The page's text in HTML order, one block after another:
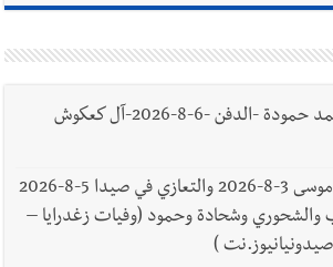
وفاة الحاجة رقية محمد حمودة -الدفن -6-8-2026-آل كعكوش
وفاة مصطفى محمد موسى 3-8-2026 والتعازي في صيدا 5-8-2026
والشحوري وشحادة وحمود (وفيات زغدرايا –
)